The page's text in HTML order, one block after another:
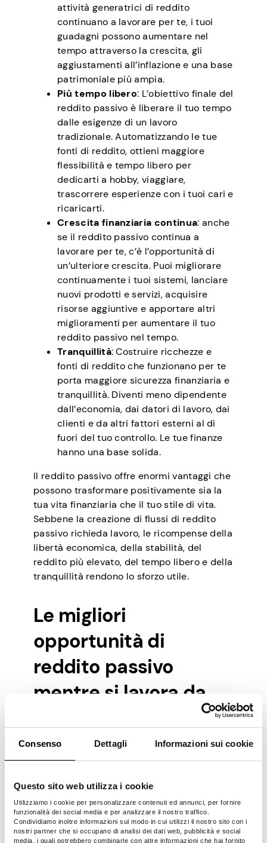
Consenso Dettagli Informazioni sui cookie
Questo sito web utilizza i cookie
Utilizziamo i cookie per personalizzare contenuti ed annunci, per fornire
funzionalità dei social media e per analizzare il nostro traffico.
Condividiamo inoltre informazioni sul modo in cui utilizzi il nostro sito con i
nostri partner che si occupano di analisi dei dati web, pubblicità e social
media, i quali potrebbero combinarle con altre informazioni che hai fornito
attività generatrici di reddito
continuano a lavorare per te, i tuoi
guadagni possono aumentare nel
tempo attraverso la crescita, gli
aggiustamenti all’inflazione e una base
patrimoniale più ampia.
Più tempo libero: L’obiettivo finale del
reddito passivo è liberare il tuo tempo
dalle esigenze di un lavoro
tradizionale. Automatizzando le tue
fonti di reddito, ottieni maggiore
flessibilità e tempo libero per
dedicarti a hobby, viaggiare,
trascorrere esperienze con i tuoi cari e
ricaricarti.
Crescita finanziaria continua: anche
se il reddito passivo continua a
lavorare per te, c’è l’opportunità di
un’ulteriore crescita. Puoi migliorare
continuamente i tuoi sistemi, lanciare
nuovi prodotti e servizi, acquisire
risorse aggiuntive e apportare altri
miglioramenti per aumentare il tuo
reddito passivo nel tempo.
Tranquillità: Costruire ricchezze e
fonti di reddito che funzionano per te
porta maggiore sicurezza finanziaria e
tranquillità. Diventi meno dipendente
dall’economia, dai datori di lavoro, dai
clienti e da altri fattori esterni al di
fuori del tuo controllo. Le tue finanze
hanno una base solida.
Il reddito passivo offre enormi vantaggi che
possono trasformare positivamente sia la
tua vita finanziaria che il tuo stile di vita.
Sebbene la creazione di flussi di reddito
passivo richieda lavoro, le ricompense della
libertà economica, della stabilità, del
reddito più elevato, del tempo libero e della
tranquillità rendono lo sforzo utile.
Le migliori
opportunità di
reddito passivo
mentre si lavora da
Ci sono diverse opportunità per te di
casa tua. Ecco i metodi migliori per
guadagnarti da vivere in modo più
intelligente.